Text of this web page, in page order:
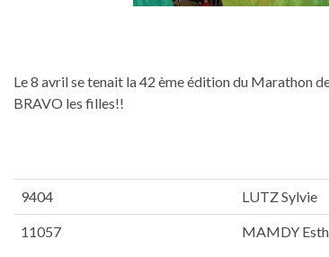
Le 8 avril se tenait la 42 ème édition du Marathon
BRAVO les filles!!
9404 LUTZ Sylvie
11057 MAMDY